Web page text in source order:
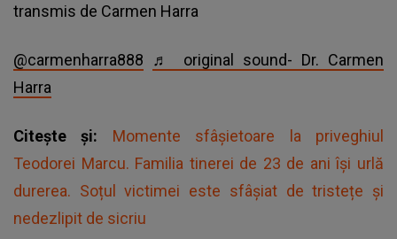
transmis de Carmen Harra
@carmenharra888
♬ original sound- Dr. Carmen
Harra
Citește și: Momente sfâșietoare la priveghiul
Teodorei Marcu. Familia tinerei de 23 de ani își urlă
durerea. Soțul victimei este sfâșiat de tristețe și
nedezlipit de sicriu